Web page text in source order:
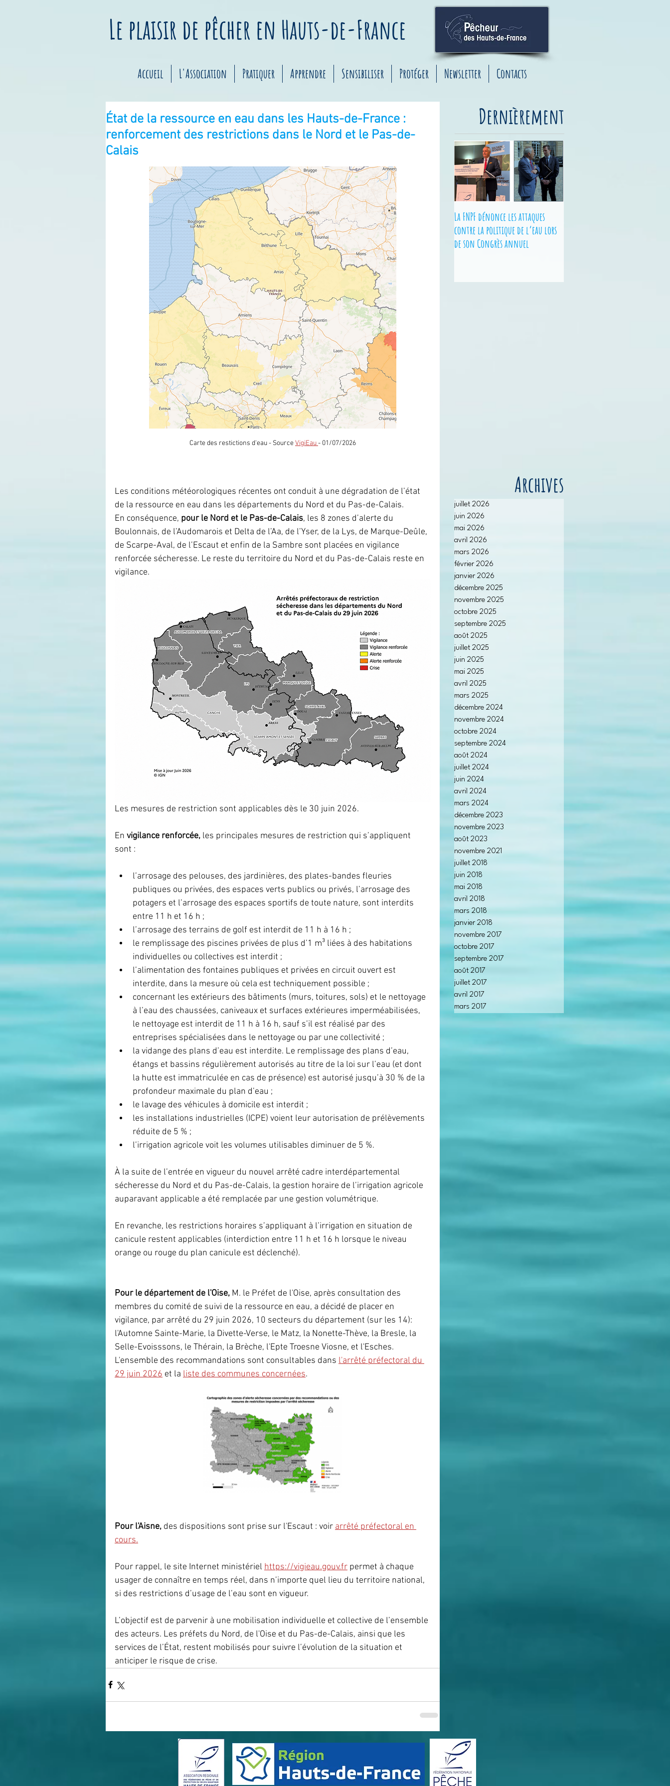
Le plaisir de pêcher en Hauts-de-France
Accueil L'Association Pratiquer Apprendre Sensibiliser Protéger Newsletter Contacts
État de la ressource en eau dans les Hauts-de-France :
renforcement des restrictions dans le Nord et le Pas-de-
Calais
Carte des restictions d'eau - Source VigiEau - 01/07/2026
Les conditions météorologiques récentes ont conduit à une dégradation de l’état
de la ressource en eau dans les départements du Nord et du Pas-de-Calais.
En conséquence, pour le Nord et le Pas-de-Calais, les 8 zones d’alerte du
Boulonnais, de l’Audomarois et Delta de l’Aa, de l’Yser, de la Lys, de Marque-Deûle,
de Scarpe-Aval, de l’Escaut et enfin de la Sambre sont placées en vigilance
renforcée sécheresse. Le reste du territoire du Nord et du Pas-de-Calais reste en
vigilance.
Les mesures de restriction sont applicables dès le 30 juin 2026.
En vigilance renforcée, les principales mesures de restriction qui s’appliquent
sont :
l’arrosage des pelouses, des jardinières, des plates-bandes fleuries
publiques ou privées, des espaces verts publics ou privés, l’arrosage des
potagers et l’arrosage des espaces sportifs de toute nature, sont interdits
entre 11 h et 16 h ;
l’arrosage des terrains de golf est interdit de 11 h à 16 h ;
le remplissage des piscines privées de plus d’1 m³ liées à des habitations
individuelles ou collectives est interdit ;
l’alimentation des fontaines publiques et privées en circuit ouvert est
interdite, dans la mesure où cela est techniquement possible ;
concernant les extérieurs des bâtiments (murs, toitures, sols) et le nettoyage
à l’eau des chaussées, caniveaux et surfaces extérieures imperméabilisées,
le nettoyage est interdit de 11 h à 16 h, sauf s’il est réalisé par des
entreprises spécialisées dans le nettoyage ou par une collectivité ;
la vidange des plans d’eau est interdite. Le remplissage des plans d’eau,
étangs et bassins régulièrement autorisés au titre de la loi sur l’eau (et dont
la hutte est immatriculée en cas de présence) est autorisé jusqu’à 30 % de la
profondeur maximale du plan d’eau ;
le lavage des véhicules à domicile est interdit ;
les installations industrielles (ICPE) voient leur autorisation de prélèvements
réduite de 5 % ;
l’irrigation agricole voit les volumes utilisables diminuer de 5 %.
À la suite de l’entrée en vigueur du nouvel arrêté cadre interdépartemental
sécheresse du Nord et du Pas-de-Calais, la gestion horaire de l’irrigation agricole
auparavant applicable a été remplacée par une gestion volumétrique.
En revanche, les restrictions horaires s’appliquant à l’irrigation en situation de
canicule restent applicables (interdiction entre 11 h et 16 h lorsque le niveau
orange ou rouge du plan canicule est déclenché).
Pour le département de l'Oise, M. le Préfet de l'Oise, après consultation des
membres du comité de suivi de la ressource en eau, a décidé de placer en
vigilance, par arrêté du 29 juin 2026, 10 secteurs du département (sur les 14):
l'Automne Sainte-Marie, la Divette-Verse, le Matz, la Nonette-Thève, la Bresle, la
Selle-Evoisssons, le Thérain, la Brèche, l'Epte Troesne Viosne, et l'Esches.
L'ensemble des recommandations sont consultables dans l'arrêté préfectoral du
29 juin 2026 et la liste des communes concernées.
Pour l'Aisne, des dispositions sont prise sur l'Escaut : voir arrêté préfectoral en
cours.
Pour rappel, le site Internet ministériel https://vigieau.gouv.fr permet à chaque
usager de connaître en temps réel, dans n’importe quel lieu du territoire national,
si des restrictions d’usage de l’eau sont en vigueur.
L’objectif est de parvenir à une mobilisation individuelle et collective de l’ensemble
des acteurs. Les préfets du Nord, de l'Oise et du Pas-de-Calais, ainsi que les
services de l’État, restent mobilisés pour suivre l’évolution de la situation et
anticiper le risque de crise.
Dernièrement
La FNPF dénonce les attaques
contre la politique de l’eau lors
de son Congrès annuel
Archives
juillet 2026
juin 2026
mai 2026
avril 2026
mars 2026
février 2026
janvier 2026
décembre 2025
novembre 2025
octobre 2025
septembre 2025
août 2025
juillet 2025
juin 2025
mai 2025
avril 2025
mars 2025
décembre 2024
novembre 2024
octobre 2024
septembre 2024
août 2024
juillet 2024
juin 2024
avril 2024
mars 2024
décembre 2023
novembre 2023
août 2023
novembre 2021
juillet 2018
juin 2018
mai 2018
avril 2018
mars 2018
janvier 2018
novembre 2017
octobre 2017
septembre 2017
août 2017
juillet 2017
avril 2017
mars 2017